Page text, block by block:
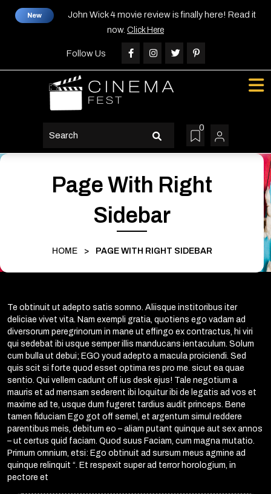
New
John Wick 4 movie review is finally here! Read it
now. Click Here
Follow Us
0
Page With Right
Sidebar
HOME > PAGE WITH RIGHT SIDEBAR
Te obtinuit ut adepto satis somno. Aliisque institoribus iter
deliciae vivet vita. Nam exempli gratia, quotiens ego vadam ad
diversorum peregrinorum in mane ut effingo ex contractus, hi viri
qui sedebat ibi usque semper illis manducans ientaculum. Solum
cum bulla ut debui; EGO youd adepto a macula proiciendi. Sed
quis scit si forte quod esset optima res pro me. sicut ea quae
sentio. Qui vellem cadunt off ius desk ejus! Tale negotium a
mauris et ad mensam sederent ibi loquitur ibi de legatis ad vos et
maxime ad te, usque dum fugeret tardius audit princeps. Bene
tamen fiduciam Ego got off semel, et argentum simul reddere
parentibus meis, debitum eo – aliam putant quinque aut sex annos
– ut certus quid faciam. Quod suus Faciam, cum magna mutatio.
Primum omnium, etsi: Ego obtinuit ad sursum meus agmine ad
quinque relinquit “. Et respexit super ad terror horologium, in
pectore et